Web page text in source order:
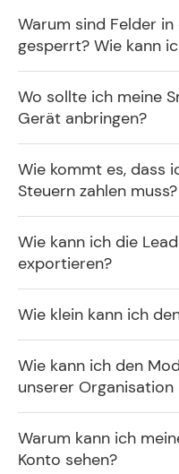
Warum sind Felder
gesperrt? Wie kann
Wo sollte ich meine
Gerät anbringen?
Wie kommt es, dass
Steuern zahlen muss?
Wie kann ich die
exportieren?
Wie klein kann ich
Wie kann ich den
unserer Organisation
Warum kann ich
Konto sehen?